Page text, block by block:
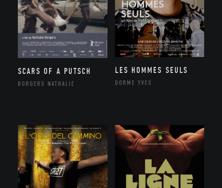
SCARS OF A PUTSCH
BORGERS NATHALIE
LES HOMMES SEULS
DORME YVES